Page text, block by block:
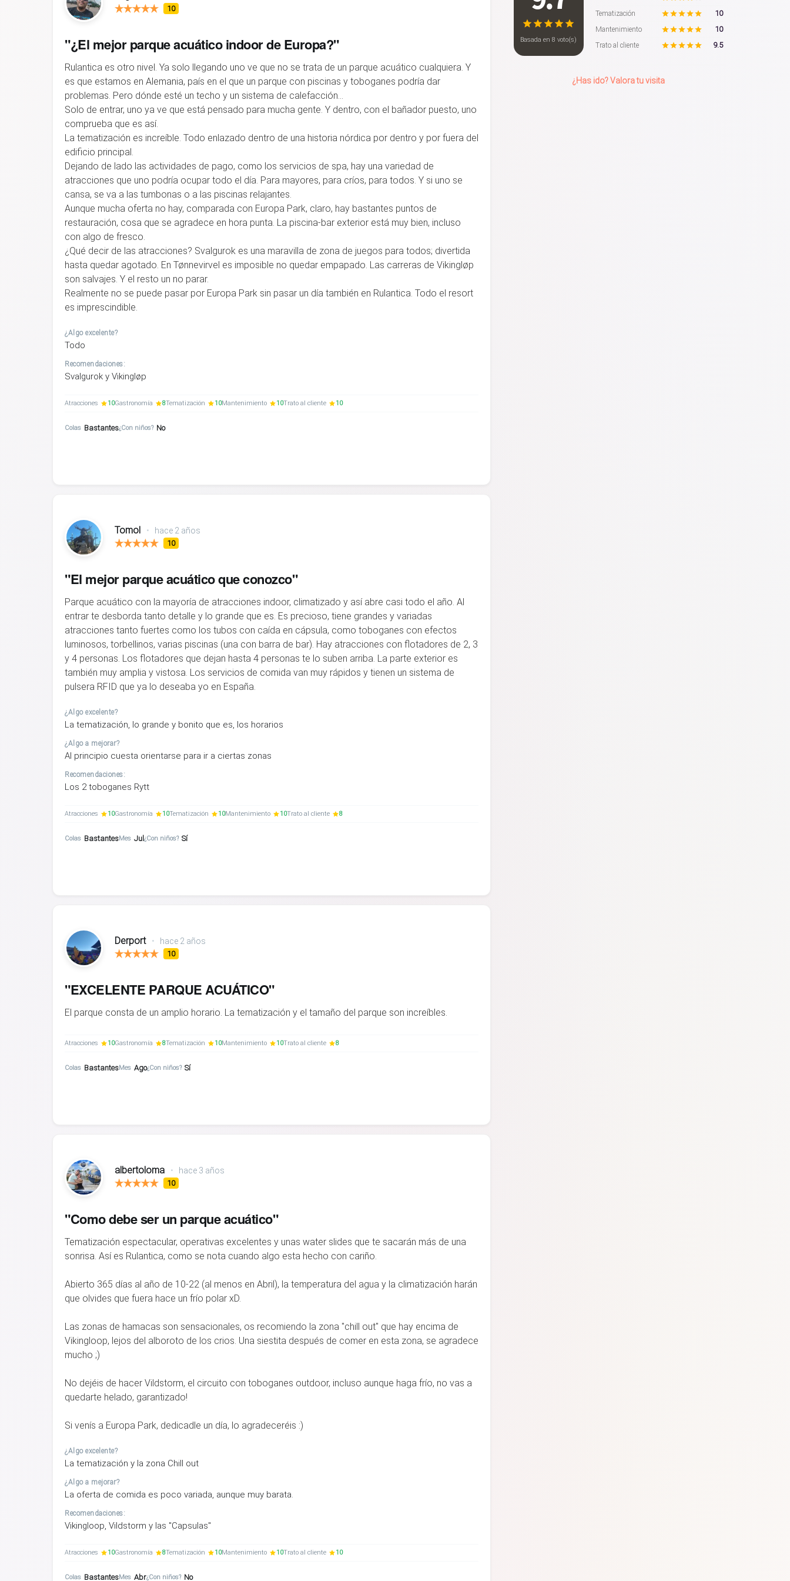
Basada en8 voto(s)
Tematización 10
Mantenimiento 10
Trato al cliente 9.5
¿Has ido? Valora tu visita
10
"¿El mejor parque acuático indoor de Europa?"
Rulantica es otro nivel. Ya solo llegando uno ve que no se trata de un parque acuático cualquiera. Y
es que estamos en Alemania, país en el que un parque con piscinas y toboganes podría dar
problemas. Pero dónde esté un techo y un sistema de calefacción…
Solo de entrar, uno ya ve que está pensado para mucha gente. Y dentro, con el bañador puesto, uno
comprueba que es así.
La tematización es increíble. Todo enlazado dentro de una historia nórdica por dentro y por fuera del
edificio principal.
Dejando de lado las actividades de pago, como los servicios de spa, hay una variedad de
atracciones que uno podría ocupar todo el día. Para mayores, para críos, para todos. Y si uno se
cansa, se va a las tumbonas o a las piscinas relajantes.
Aunque mucha oferta no hay, comparada con Europa Park, claro, hay bastantes puntos de
restauración, cosa que se agradece en hora punta. La piscina-bar exterior está muy bien, incluso
con algo de fresco.
¿Qué decir de las atracciones? Svalgurok es una maravilla de zona de juegos para todos; divertida
hasta quedar agotado. En Tønnevirvel es imposible no quedar empapado. Las carreras de Vikingløp
son salvajes. Y el resto un no parar.
Realmente no se puede pasar por Europa Park sin pasar un día también en Rulantica. Todo el resort
es imprescindible.
¿Algo excelente?
Todo
Recomendaciones:
Svalgurok y Vikingløp
Atracciones 10Gastronomía 8Tematización 10Mantenimiento 10Trato al cliente 10
Colas Bastantes¿Con niños? No
Tomol • hace 2 años
10
"El mejor parque acuático que conozco"
Parque acuático con la mayoría de atracciones indoor, climatizado y así abre casi todo el año. Al
entrar te desborda tanto detalle y lo grande que es. Es precioso, tiene grandes y variadas
atracciones tanto fuertes como los tubos con caída en cápsula, como toboganes con efectos
luminosos, torbellinos, varias piscinas (una con barra de bar). Hay atracciones con flotadores de 2, 3
y 4 personas. Los flotadores que dejan hasta 4 personas te lo suben arriba. La parte exterior es
también muy amplia y vistosa. Los servicios de comida van muy rápidos y tienen un sistema de
pulsera RFID que ya lo deseaba yo en España.
¿Algo excelente?
La tematización, lo grande y bonito que es, los horarios
¿Algo a mejorar?
Al principio cuesta orientarse para ir a ciertas zonas
Recomendaciones:
Los 2 toboganes Rytt
Atracciones 10Gastronomía 10Tematización 10Mantenimiento 10Trato al cliente 8
Colas BastantesMes Jul¿Con niños? Sí
Derport • hace 2 años
10
"EXCELENTE PARQUE ACUÁTICO"
El parque consta de un amplio horario. La tematización y el tamaño del parque son increíbles.
Atracciones 10Gastronomía 8Tematización 10Mantenimiento 10Trato al cliente 8
Colas BastantesMes Ago¿Con niños? Sí
albertoloma • hace 3 años
10
"Como debe ser un parque acuático"
Tematización espectacular, operativas excelentes y unas water slides que te sacarán más de una
sonrisa. Así es Rulantica, como se nota cuando algo esta hecho con cariño.
Abierto 365 días al año de 10-22 (al menos en Abril), la temperatura del agua y la climatización harán
que olvides que fuera hace un frío polar xD.
Las zonas de hamacas son sensacionales, os recomiendo la zona "chill out" que hay encima de
Vikingloop, lejos del alboroto de los crios. Una siestita después de comer en esta zona, se agradece
mucho ;)
No dejéis de hacer Vildstorm, el circuito con toboganes outdoor, incluso aunque haga frío, no vas a
quedarte helado, garantizado!
Si venís a Europa Park, dedicadle un día, lo agradeceréis :)
¿Algo excelente?
La tematización y la zona Chill out
¿Algo a mejorar?
La oferta de comida es poco variada, aunque muy barata.
Recomendaciones:
Vikingloop, Vildstorm y las "Capsulas"
Atracciones 10Gastronomía 8Tematización 10Mantenimiento 10Trato al cliente 10
Colas BastantesMes Abr¿Con niños? No